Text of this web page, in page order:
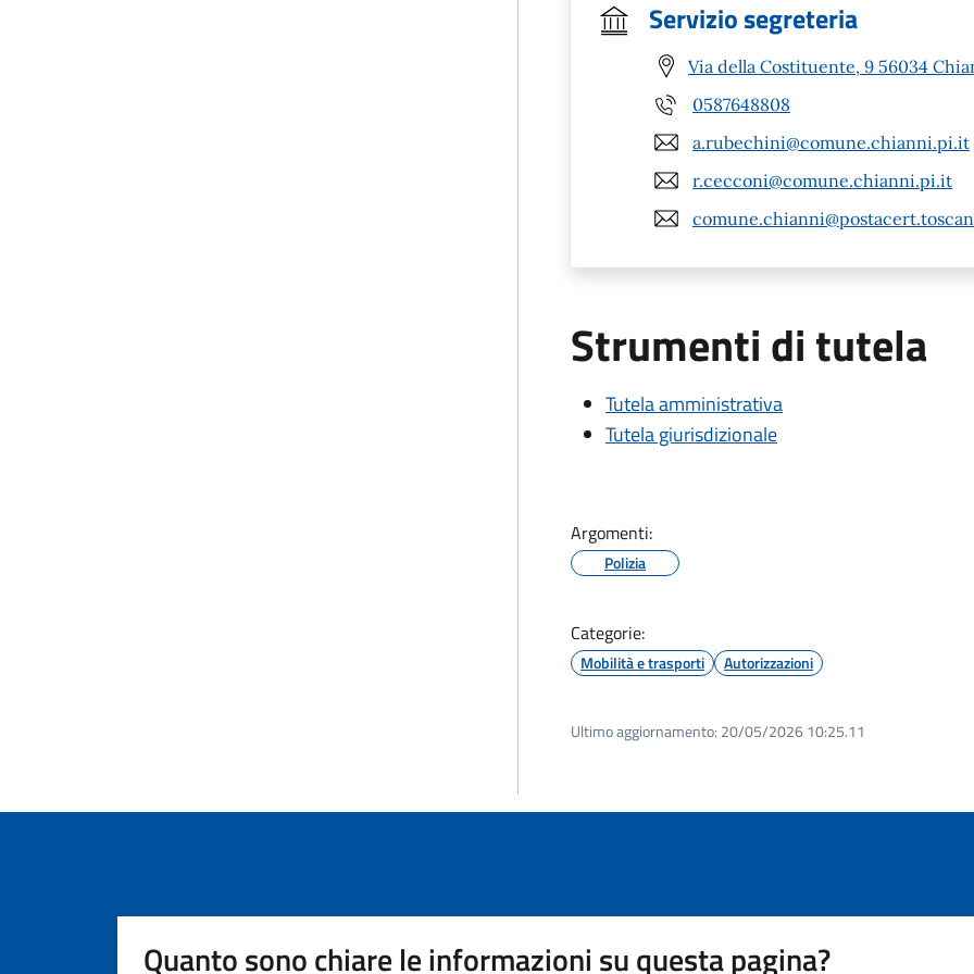
Servizio segreteria
Via della Costituente, 9 56034
0587648808
a.rubechini@comune.chianni.pi.it
r.cecconi@comune.chianni.pi.it
Strumenti di tutela
Tutela amministrativa
Tutela giurisdizionale
Argomenti:
Polizia
Categorie:
Mobilità e trasporti Autorizzazioni
Ultimo aggiornamento: 20/05/2026 10:25.11
Quanto sono chiare le informazioni su questa pagina?